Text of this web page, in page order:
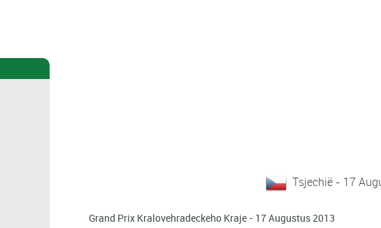
Tsjechië - 17
Grand Prix Kralovehradeckeho Kraje - 17 Augustus 2013